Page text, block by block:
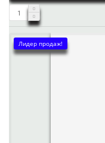
Лидер продаж!